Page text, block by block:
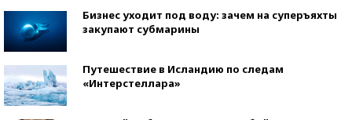
Бизнес уходит под воду: зачем на суперъяхты
закупают субмарины
Путешествие в Исландию по следам
«Интерстеллара»